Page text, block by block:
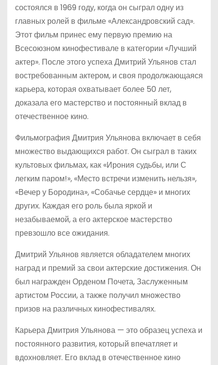
состоялся в 1969 году, когда он сыграл одну из
главных ролей в фильме «Александровский сад».
Этот фильм принес ему первую премию на
Всесоюзном кинофестивале в категории «Лучший
актер». После этого успеха Дмитрий Ульянов стал
востребованным актером, и своя продолжающаяся
карьера, которая охватывает более 50 лет,
доказала его мастерство и постоянный вклад в
отечественное кино.
Фильмография Дмитрия Ульянова включает в себя
множество выдающихся работ. Он сыграл в таких
культовых фильмах, как «Ирония судьбы, или С
легким паром!», «Место встречи изменить нельзя»,
«Вечер у Бородина», «Собачье сердце» и многих
других. Каждая его роль была яркой и
незабываемой, а его актерское мастерство
превзошло все ожидания.
Дмитрий Ульянов является обладателем многих
наград и премий за свои актерские достижения. Он
был награжден Орденом Почета, Заслуженным
артистом России, а также получил множество
призов на различных кинофестивалях.
Карьера Дмитрия Ульянова — это образец успеха и
постоянного развития, который впечатляет и
вдохновляет. Его вклад в отечественное кино